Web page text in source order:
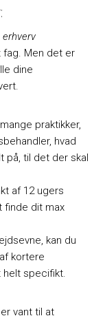
fag. Men det er
dine
praktikker,
hvad
på, til det der skal
af 12 ugers
finde dit max
kan du
kortere
helt specifikt.
vant til at